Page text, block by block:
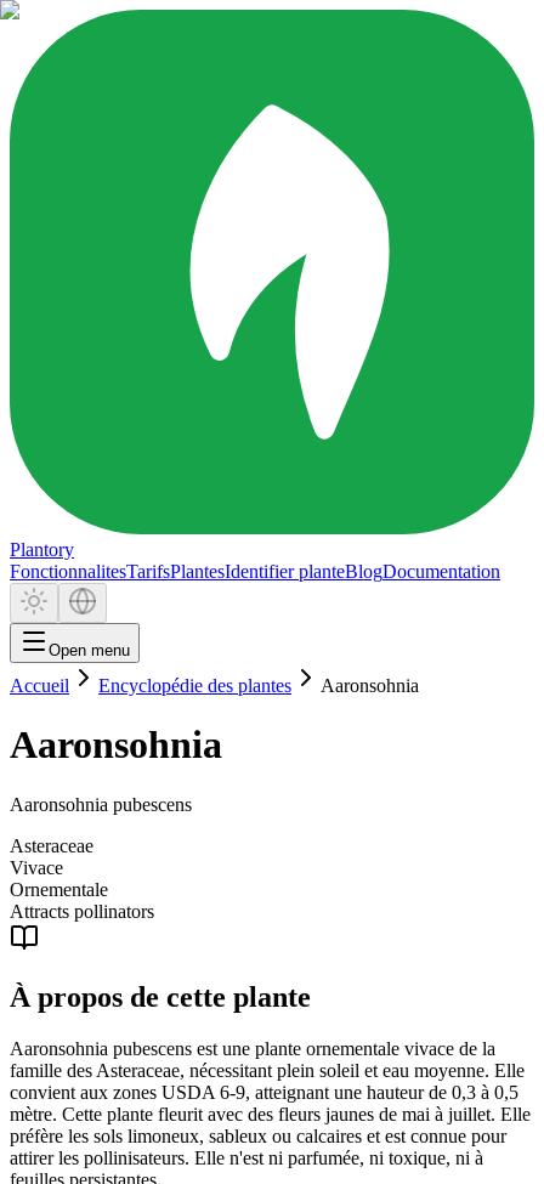
Plantory
FonctionnalitesTarifsPlantesIdentifier planteBlogDocumentation
Open menu
Accueil Encyclopédie des plantes Aaronsohnia
Aaronsohnia
Aaronsohnia pubescens
Asteraceae
Vivace
Ornementale
Attracts pollinators
À propos de cette plante
Aaronsohnia pubescens est une plante ornementale vivace de la
famille des Asteraceae, nécessitant plein soleil et eau moyenne. Elle
convient aux zones USDA 6-9, atteignant une hauteur de 0,3 à 0,5
mètre. Cette plante fleurit avec des fleurs jaunes de mai à juillet. Elle
préfère les sols limoneux, sableux ou calcaires et est connue pour
attirer les pollinisateurs. Elle n'est ni parfumée, ni toxique, ni à
feuilles persistantes.